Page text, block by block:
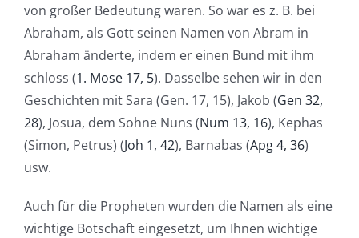
von großer Bedeutung waren. So war es z. B. bei
Abraham, als Gott seinen Namen von Abram in
Abraham änderte, indem er einen Bund mit ihm
schloss (1. Mose 17, 5). Dasselbe sehen wir in den
Geschichten mit Sara (Gen. 17, 15), Jakob (Gen 32,
28), Josua, dem Sohne Nuns (Num 13, 16), Kephas
(Simon, Petrus) (Joh 1, 42), Barnabas (Apg 4, 36)
usw.
Auch für die Propheten wurden die Namen als eine
wichtige Botschaft eingesetzt, um Ihnen wichtige